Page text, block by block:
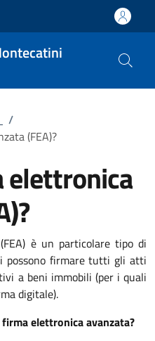
/
(FEA)?
elettronica
è un particolare tipo di
possono firmare tutti gli atti
a beni immobili (per i quali
digitale).
elettronica avanzata?